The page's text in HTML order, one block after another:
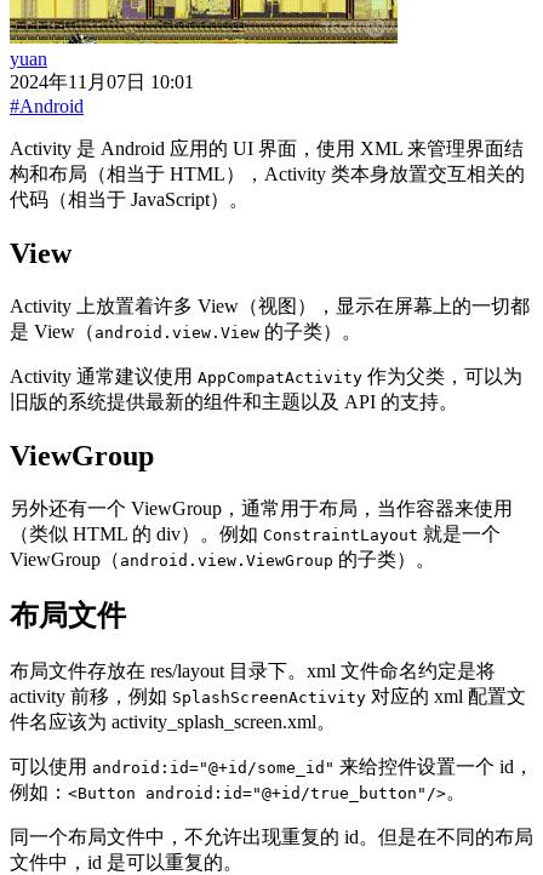
yuan
2024年11月07日 10:01
#Android
Activity 是 Android 应用的 UI 界面，使用 XML 来管理界面结
构和布局（相当于 HTML），Activity 类本身放置交互相关的
代码（相当于 JavaScript）。
View
Activity 上放置着许多 View（视图），显示在屏幕上的一切都
是 View（ android.view.View 的子类）。
Activity 通常建议使用 AppCompatActivity 作为父类，可以为
旧版的系统提供最新的组件和主题以及 API 的支持。
ViewGroup
另外还有一个 ViewGroup，通常用于布局，当作容器来使用
（类似 HTML 的 div）。例如 ConstraintLayout 就是一个
ViewGroup（ android.view.ViewGroup 的子类）。
布局文件
布局文件存放在 res/layout 目录下。xml 文件命名约定是将
activity 前移，例如 SplashScreenActivity 对应的 xml 配置文
件名应该为 activity_splash_screen.xml。
可以使用 android:id="@+id/some_id" 来给控件设置一个 id，
例如： <Button android:id="@+id/true_button"/>。
同一个布局文件中，不允许出现重复的 id。但是在不同的布局
文件中，id 是可以重复的。